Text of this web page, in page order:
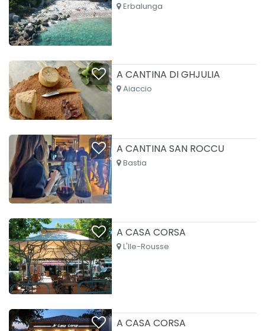
Erbalunga
A CANTINA DI GHJULIA
Aiaccio
A CANTINA SAN ROCCU
Bastia
A CASA CORSA
L'Ile-Rousse
A CASA CORSA